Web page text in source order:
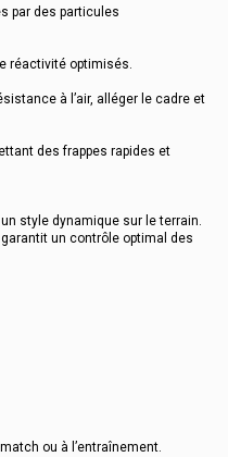
par des particules
réactivité optimisés.
à l’air, alléger le cadre et
des frappes rapides et
style dynamique sur le terrain.
un contrôle optimal des
ou à l’entraînement.